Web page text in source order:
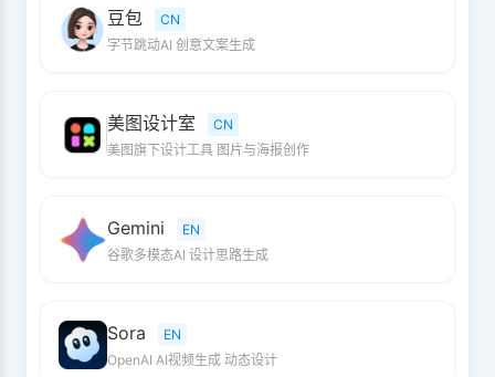
豆包
CN
字节跳动AI 创意文案生成
美图设计室
CN
美图旗下设计工具 图片与海报创作
Gemini
EN
谷歌多模态AI 设计思路生成
Sora
EN
OpenAI AI视频生成 动态设计